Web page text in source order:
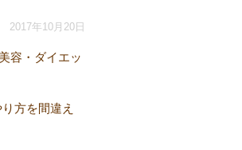
2017年10月20日
容・ダイエッ
方を間違え